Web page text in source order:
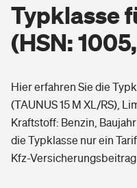
Arbeitsrechtsschutz
Wohnen
Elementarversicherung
Freizeit
Pri­vate Haft­pflicht­
Gesundheit
Typklasse
(HSN:
Hier erfahren Sie die
(TAUNUS 15 M XL/RS),
Kraftstoff: Benzin,
die Typklasse nur ein
Kfz-Versicherungsbeitrag